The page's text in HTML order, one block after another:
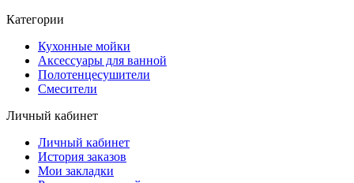
Категории
Кухонные мойки
Аксессуары для ванной
Полотенцесушители
Смесители
Личный кабинет
Личный кабинет
История заказов
Мои закладки